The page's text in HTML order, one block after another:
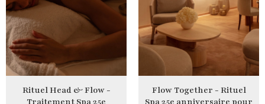
Rituel Head & Flow -
Flow Together - Rituel